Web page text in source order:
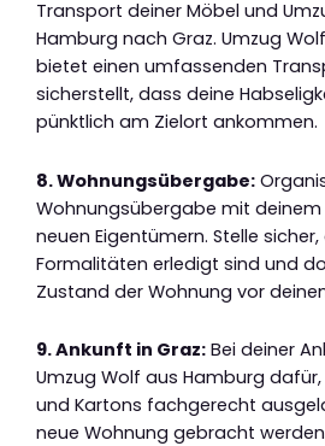
Transport deiner Möbel und
Hamburg nach Graz. Umzug
bietet einen umfassenden
sicherstellt, dass deine
pünktlich am Zielort ankommen.
8. Wohnungsübergabe:
Wohnungsübergabe mit
neuen Eigentümern. Stelle
Formalitäten erledigt sind und
Zustand der Wohnung vor
9. Ankunft in Graz: Bei deiner
Umzug Wolf aus Hamburg
und Kartons fachgerecht
neue Wohnung gebracht